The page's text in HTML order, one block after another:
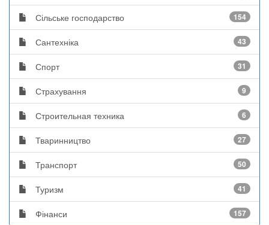
Сільське господарство 154
Сантехніка 43
Спорт 31
Страхування 9
Строительная техника 6
Тваринництво 27
Транспорт 50
Туризм 41
Фінанси 157